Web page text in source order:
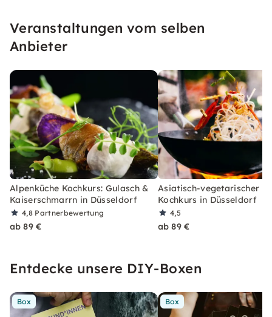
oder gar mit einem Festtagsbraten glänzen.
Veranstaltungen vom selben
Anbieter
Alpenküche Kochkurs: Gulasch &
Kaiserschmarrn in Düsseldorf
4,8 Partnerbewertung
ab 89 €
Asiatisch-vegetarischer
Kochkurs in Düsseldorf
4,5
ab 89 €
Entdecke unsere DIY-Boxen
Box Box